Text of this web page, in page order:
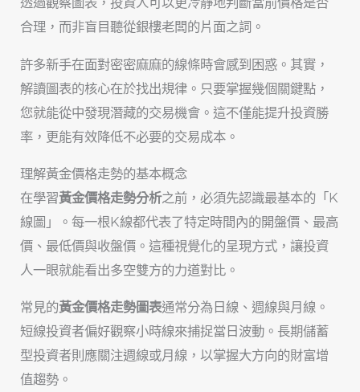
合理，而非盲目聽從銀樓老闆的片面之詞。
許多新手在面對密密麻麻的線條時會感到困惑。其實，
解讀圖表的核心在於找出規律。只要掌握幾個關鍵點，
您就能從中發現潛藏的交易機會。這不僅能提升投資勝
率，更能有效降低不必要的交易成本。
理解黃金價格走勢的基本概念
在學習黃金價格走勢分析之前，必須先認識最基本的「K
線圖」。每一根K線都代表了特定時間內的開盤價、最高
價、最低價與收盤價。這種視覺化的呈現方式，讓投資
人一眼就能看出多空雙方的力道對比。
常見的黃金價格走勢圖表通常分為日線、週線與月線。
短線投資者偏好觀察小時線來捕捉當日波動。長期儲蓄
型投資者則應關注週線或月線，以掌握大方向的財富增
值趨勢。